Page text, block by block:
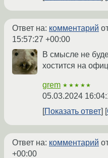
Ответ на: комментарий
15:57:27 +00:00
В смысле не
хостится на
grem ★★★★★
05.03.2024
Показать ответ
Ответ на: комментарий
+00:00